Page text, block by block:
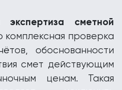
экспертиза сметной
комплексная проверка
обоснованности
смет действующим
ценам. Такая